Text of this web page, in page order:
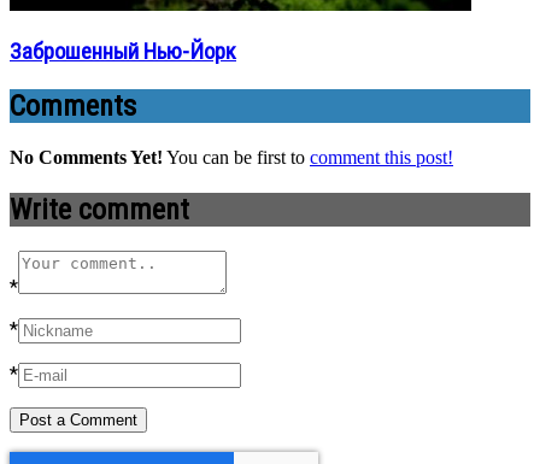
Заброшенный Нью-Йорк
Comments
No Comments Yet! You can be first to comment this post!
Write comment
*
*
*